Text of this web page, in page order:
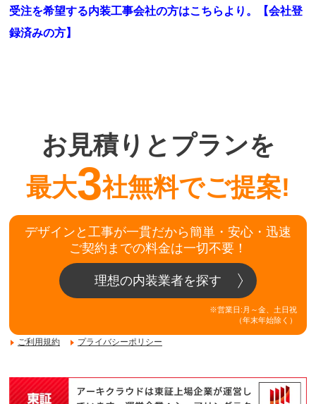
受注を希望する内装工事会社の方はこちらより。
【会社登
録済みの方】
お見積りとプランを
最大3社無料でご提案!
デザインと工事が一貫だから簡単・安心・迅速
ご契約までの料金は一切不要！
理想の内装業者を探す
※営業日:月～金、土日祝
（年末年始除く）
ご利用規約 プライバシーポリシー